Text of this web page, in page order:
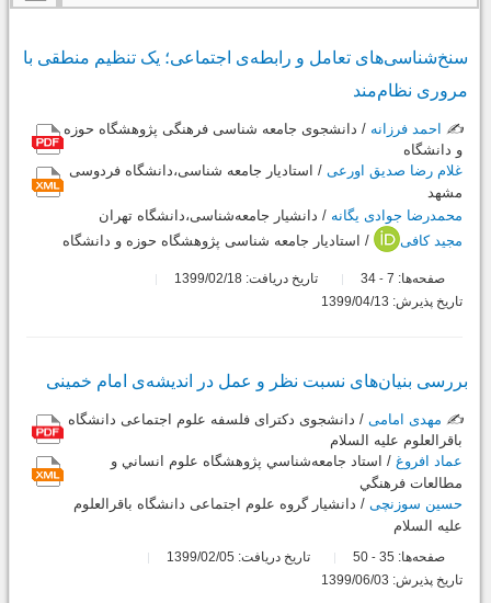
سنخ‌شناسی‌های تعامل و رابطه‌ی اجتماعی؛ یک تنظیم منطقی با
مروری نظام‌مند
✍️ احمد فرزانه / دانشجوی جامعه شناسی فرهنگی پژوهشگاه حوزه
و دانشگاه
غلام رضا صدیق اورعی / استادیار جامعه شناسی،دانشگاه فردوسی
مشهد
محمدرضا جوادی یگانه / دانشیار جامعه‌شناسی،دانشگاه تهران
مجید کافی
/ استادیار جامعه شناسی پژوهشگاه حوزه و دانشگاه
صفحه‌ها: 7
-
تاریخ دریافت: 1399/02/18
تاریخ پذیرش: 1399/04/13
بررسی بنیان‌های نسبت نظر و عمل در اندیشه‌ی امام خمینی
✍️ مهدی امامی / دانشجوی دکترای فلسفه علوم اجتماعی دانشگاه
باقرالعلوم علیه السلام
عماد افروغ / استاد جامعه‌شناسي پژوهشگاه علوم انساني و
مطالعات فرهنگي
حسین سوزنچی / دانشیار گروه علوم اجتماعی دانشگاه باقرالعلوم
علیه السلام
صفحه‌ها: 35
-
تاریخ دریافت: 1399/02/05
تاریخ پذیرش: 1399/06/03